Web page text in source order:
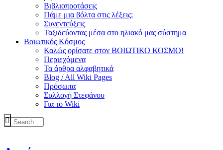
Βιβλιοπροτάσεις
Πάμε μια βόλτα στις λέξεις;
Συνεντεύξεις
Ταξιδεύοντας μέσα στο ηλιακό μας σύστημα
Βοιωτικός Κόσμος
Καλώς ορίσατε στον ΒΟΙΩΤΙΚΟ ΚΟΣΜΟ!
Περιεχόμενα
Τα άρθρα αλφαβητικά
Blog / All Wiki Pages
Πρόσωπα
Συλλογή Στεφάνου
Για το Wiki